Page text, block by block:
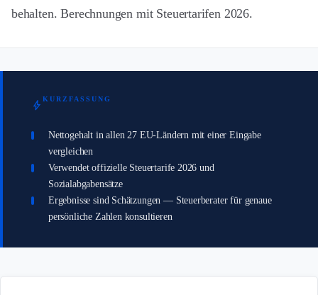
behalten. Berechnungen mit Steuertarifen 2026.
bolt KURZFASSUNG
Nettogehalt in allen 27 EU-Ländern mit einer Eingabe
vergleichen
Verwendet offizielle Steuertarife 2026 und
Sozialabgabensätze
Ergebnisse sind Schätzungen — Steuerberater für genaue
persönliche Zahlen konsultieren